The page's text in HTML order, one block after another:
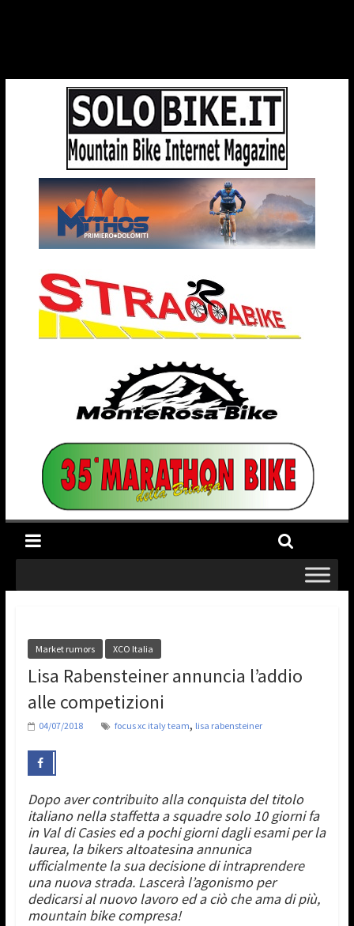
Market rumors XCO Italia
Lisa Rabensteiner annuncia l’addio
alle competizioni
04/07/2018 focus xc italy team, lisa rabensteiner
Dopo aver contribuito alla conquista del titolo
italiano nella staffetta a squadre solo 10 giorni fa
in Val di Casies ed a pochi giorni dagli esami per la
laurea, la bikers altoatesina annunica
ufficialmente la sua decisione di intraprendere
una nuova strada. Lascerà l’agonismo per
dedicarsi al nuovo lavoro ed a ciò che ama di più,
mountain bike compresa!